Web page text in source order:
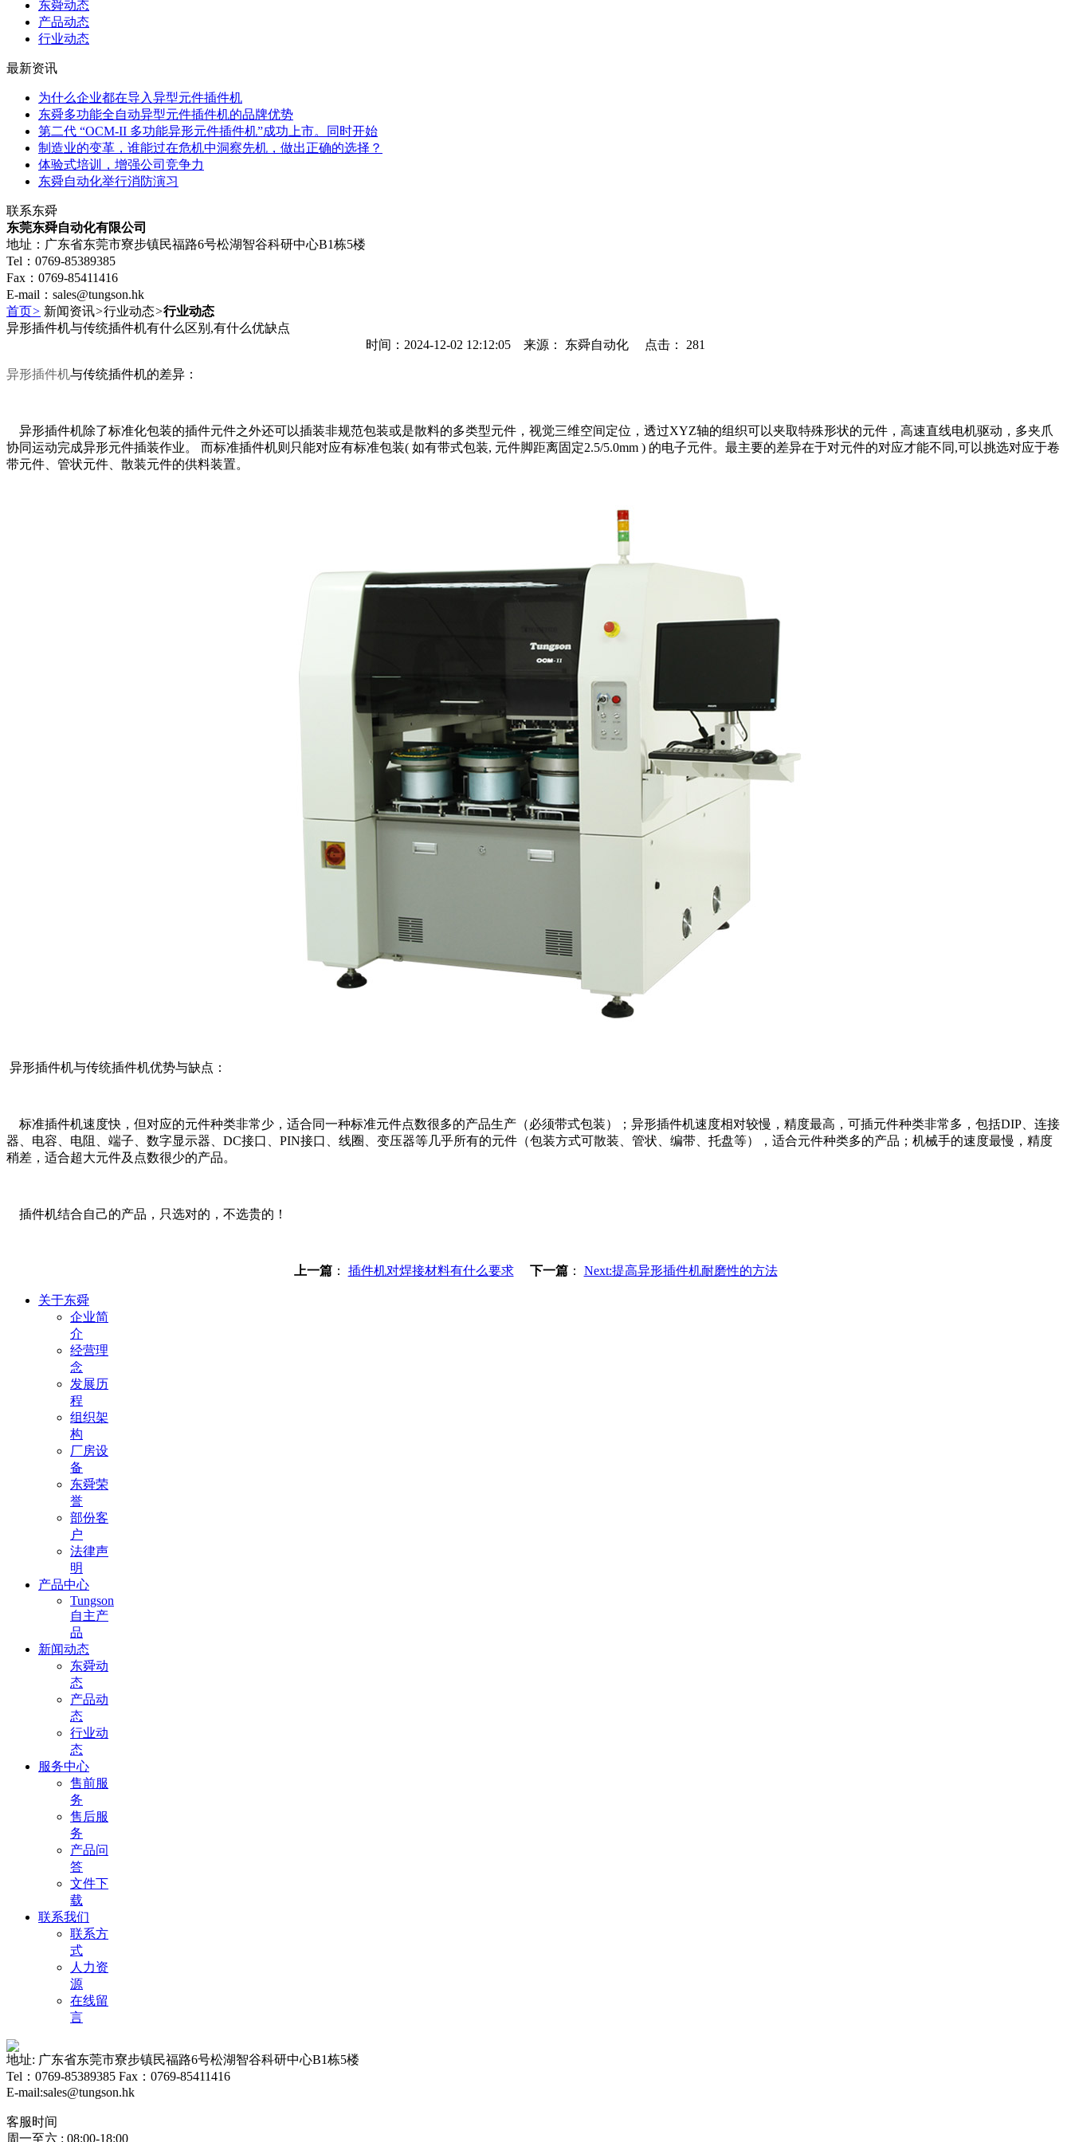
东舜动态
产品动态
行业动态
最新资讯
为什么企业都在导入异型元件插件机
东舜多功能全自动异型元件插件机的品牌优势
第二代 “OCM-II 多功能异形元件插件机”成功上市。同时开始
制造业的变革，谁能过在危机中洞察先机，做出正确的选择？
体验式培训，增强公司竞争力
东舜自动化举行消防演习
联系东舜
东莞东舜自动化有限公司
地址：广东省东莞市寮步镇民福路6号松湖智谷科研中心B1栋5楼
Tel：0769-85389385
Fax：0769-85411416
E-mail：sales@tungson.hk
首页> 新闻资讯>行业动态>行业动态
异形插件机与传统插件机有什么区别,有什么优缺点
时间：2024-12-02 12:12:05 来源： 东舜自动化 点击：
281
异形插件机与传统插件机的差异：
异形插件机除了标准化包装的插件元件之外还可以插装非规范包装或是散料的多类型元件，视觉三维空间定位，透过XYZ轴的组织可以夹取特殊形状的元件，高速直线电机驱动，多夹爪
协同运动完成异形元件插装作业。 而标准插件机则只能对应有标准包装( 如有带式包装, 元件脚距离固定2.5/5.0mm ) 的电子元件。最主要的差异在于对元件的对应才能不同,可以挑选对应于卷
带元件、管状元件、散装元件的供料装置。
异形插件机与传统插件机优势与缺点：
标准插件机速度快，但对应的元件种类非常少，适合同一种标准元件点数很多的产品生产（必须带式包装）；异形插件机速度相对较慢，精度最高，可插元件种类非常多，包括DIP、连接
器、电容、电阻、端子、数字显示器、DC接口、PIN接口、线圈、变压器等几乎所有的元件（包装方式可散装、管状、编带、托盘等），适合元件种类多的产品；机械手的速度最慢，精度
稍差，适合超大元件及点数很少的产品。
插件机结合自己的产品，只选对的，不选贵的！
上一篇： 插件机对焊接材料有什么要求 下一篇： Next:提高异形插件机耐磨性的方法
关于东舜
企业简
介
经营理
念
发展历
程
组织架
构
厂房设
备
东舜荣
誉
部份客
户
法律声
明
产品中心
Tungson
自主产
品
新闻动态
东舜动
态
产品动
态
行业动
态
服务中心
售前服
务
售后服
务
产品问
答
文件下
载
联系我们
联系方
式
人力资
源
在线留
言
地址: 广东省东莞市寮步镇民福路6号松湖智谷科研中心B1栋5楼
Tel：0769-85389385 Fax：0769-85411416
E-mail:sales@tungson.hk
客服时间
周一至六 : 08:00-18:00